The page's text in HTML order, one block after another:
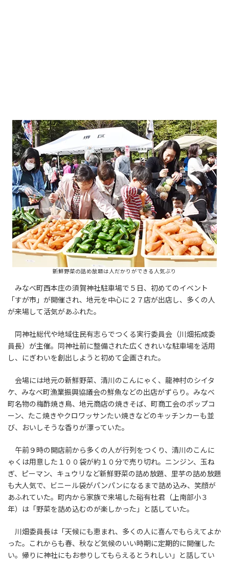
新鮮野菜の詰め放題は人だかりができる人気ぶり
みなべ町西本庄の須賀神社駐車場で５日、初めてのイベント
「すが市」が開催され、地元を中心に２７店が出店し、多くの人
が来場して活気があふれた。
同神社総代や地域住民有志らでつくる実行委員会（川畑拓成委
員長）が主催。同神社前に整備された広くきれいな駐車場を活用
し、にぎわいを創出しようと初めて企画された。
会場には地元の新鮮野菜、清川のこんにゃく、龍神村のシイタ
ケ、みなべ町漁業振興協議会の鮮魚などの出店がずらり。みなべ
町名物の梅酢焼き鳥、地元商店の焼きそば、町商工会のポップコ
ーン、たこ焼きやクロワッサンたい焼きなどのキッチンカーも並
び、おいしそうな香りが漂っていた。
午前９時の開店前から多くの人が行列をつくり、清川のこんに
ゃくは用意した１００袋が約１０分で売り切れ。ニンジン、玉ね
ぎ、ピーマン、キュウリなど新鮮野菜の詰め放題、里芋の詰め放題
も大人気で、ビニール袋がパンパンになるまで詰め込み、笑顔が
あふれていた。町内から家族で来場した硲有杜君（上南部小３
年）は「野菜を詰め込むのが楽しかった」と話していた。
川畑委員長は「天候にも恵まれ、多くの人に喜んでもらえてよか
った。これからも春、秋など気候のいい時期に定期的に開催した
い。帰りに神社にもお参りしてもらえるとうれしい」と話してい